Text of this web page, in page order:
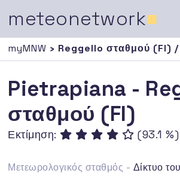
meteonetwork■
myMNW › Reggello σταθμού (FI) /
Pietrapiana -
σταθμού (FI)
Εκτίμηση: (93.1 %)
Μετεωρολογικός σταθμός - Δίκτυο